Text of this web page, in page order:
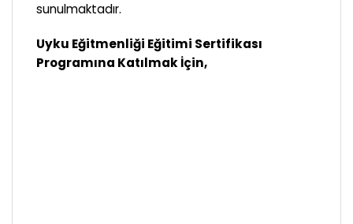
sunulmaktadır.
Uyku Eğitmenliği Eğitimi Sertifikası
Programına Katılmak İçin,